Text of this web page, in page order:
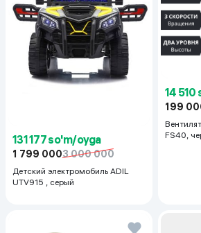
131 177 so'm/oyga
1 799 0003 000 000
Детский электромобиль ADIL
UTV915 , серый
14
199
FS40,